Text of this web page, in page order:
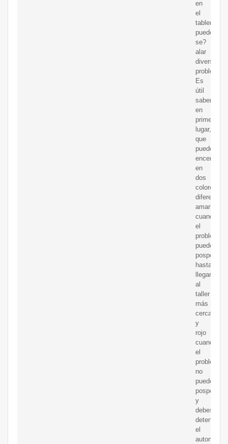
en
el
tablero
puede
se?
alar
diversas
problemas.
Es
útil
saber,
en
primer
lugar,
que
puede
en
dos
colores
diferentes:
amarillo
cuando
el
problema
puede
hasta
llegar
al
taller
más
cercano,
y
rojo
cuando
el
problema
no
puede
y
debes
detener
el
automóvil